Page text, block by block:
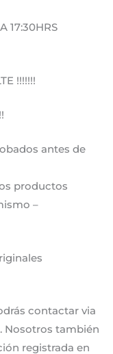
17:30HRS
!!!!!!!
antes de
productos
–
contactar via
Nosotros también
registrada en